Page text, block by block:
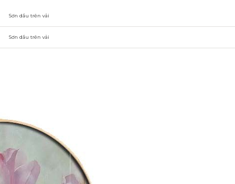
Sơn dầu trên vải
Sơn dầu trên vải